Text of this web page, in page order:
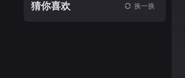
猜你喜欢 换一换